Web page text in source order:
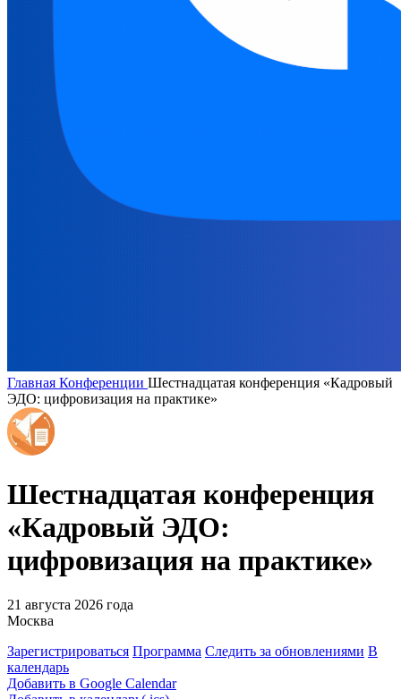
Главная Конференции Шестнадцатая конференция «Кадровый
ЭДО: цифровизация на практике»
Шестнадцатая конференция
«Кадровый ЭДО:
цифровизация на практике»
21 августа 2026 года
Москва
Зарегистрироваться Программа Следить за обновлениями В
календарь
Добавить в Google Calendar